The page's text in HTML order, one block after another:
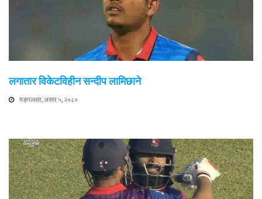
लगातार विकेटविहीन सन्दीप लामिछाने
मङ्गलवार, असार ५, २०८०